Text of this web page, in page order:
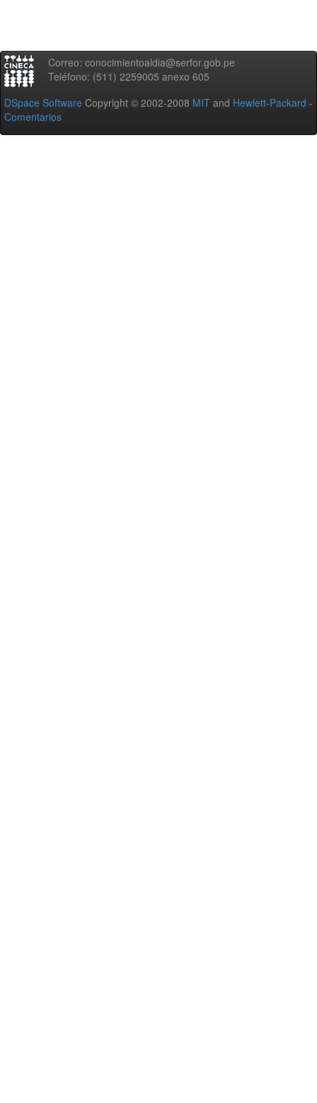
Correo: conocimientoaldia@serfor.gob.pe
Teléfono: (511) 2259005 anexo 605
DSpace Software Copyright © 2002-2008 MIT and Hewlett-Packard -
Comentarios